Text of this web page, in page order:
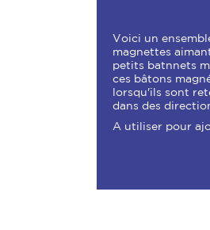
Voici un
magnettes
petits batnnets
ces bâtons
lorsqu'ils sont
dans des
A utiliser pour